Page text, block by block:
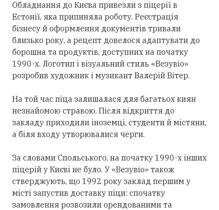
Обладнання до Києва привезли з піцерії в
Естонії, яка припиняла роботу. Реєстрація
бізнесу й оформлення документів тривали
близько року, а рецепт довелося адаптувати до
борошна та продуктів, доступних на початку
1990-х. Логотип і візуальний стиль «Везувіо»
розробив художник і музикант Валерій Вітер.
На той час піца залишалася для багатьох киян
незнайомою стравою. Після відкриття до
закладу приходили іноземці, студенти й містяни,
а біля входу утворювалися черги.
За словами Спольського, на початку 1990-х інших
піцерій у Києві не було. У «Везувіо» також
стверджують, що 1992 року заклад першим у
місті запустив доставку піци: спочатку
замовлення розвозили орендованими та